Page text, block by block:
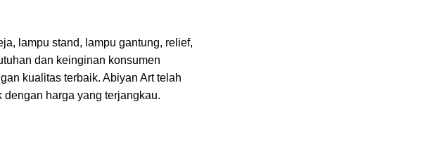
lampu stand, lampu gantung, relief,
dan keinginan konsumen
kualitas terbaik. Abiyan Art telah
harga yang terjangkau.